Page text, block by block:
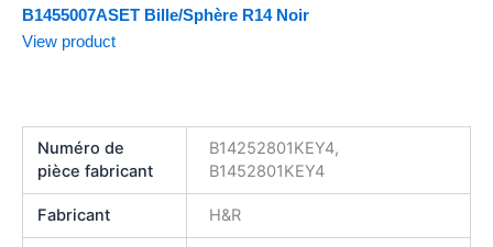
B1455007ASET Bille/Sphère R14 Noir
View product
Numéro de
pièce fabricant
B14252801KEY4,
B1452801KEY4
Fabricant H&R